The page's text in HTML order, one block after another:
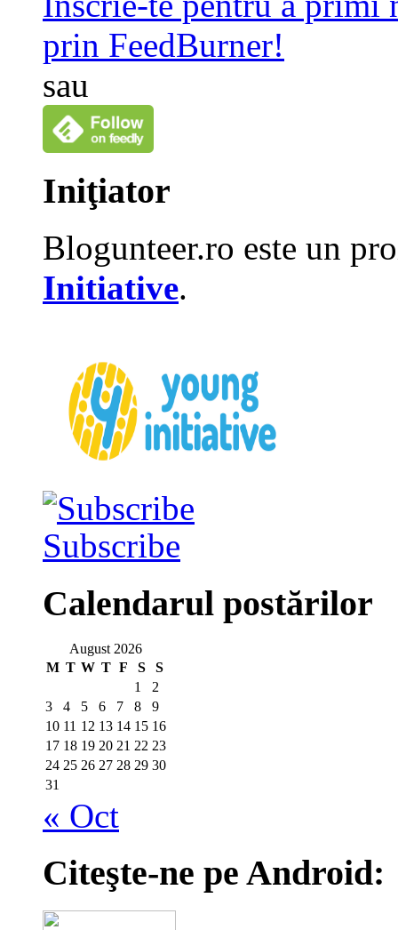
prin FeedBurner!
sau
Iniţiator
Blogunteer.ro este un
Initiative.
Subscribe
Calendarul postărilor
August 2026
M T W T F S
S
1
2
3
4 5 6 7 8
9
10 11 12 13 14 15 16
17 18 19 20 21 22 23
24 25 26 27 28 29 30
31
« Oct
Citeşte-ne pe Android: